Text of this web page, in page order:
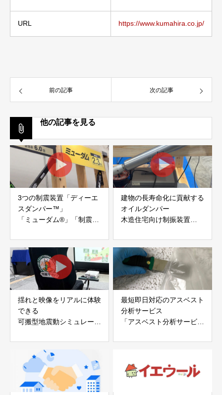
URL https://www.kumahira.co.jp/
前の記事 次の記事
他の記事を見る
3つの制震装置「ディーエ
スダンパー™」
「ミューダム®」「制震テ
アイディールブレーン株式
会社
建物の長寿命化に貢献する
オイルダンパー
木造住宅向け制振装置
株式会社evoltz
揺れと映像をリアルに体験
できる
可搬型地震動シミュレータ
白山工業株式会社
最短即日対応のアスベスト
分析サービス
「アスベスト分析サービ